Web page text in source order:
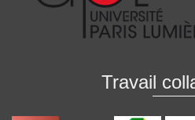
Travail